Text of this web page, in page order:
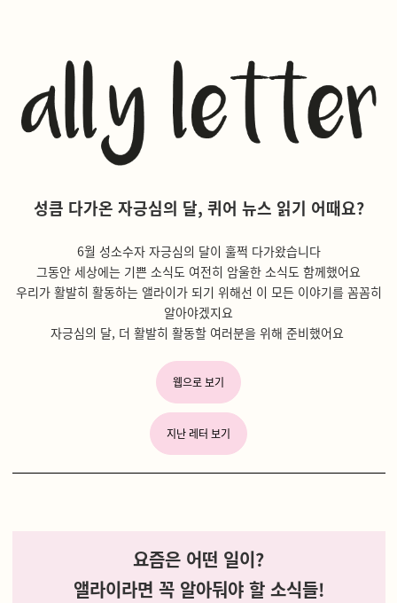
성큼 다가온 자긍심의 달, 퀴어 뉴스 읽기 어때요?
6월 성소수자 자긍심의 달이 훌쩍 다가왔습니다
그동안 세상에는 기쁜 소식도 여전히 암울한 소식도 함께했어요
우리가 활발히 활동하는 앨라이가 되기 위해선 이 모든 이야기를 꼼꼼히
알아야겠지요
자긍심의 달, 더 활발히 활동할 여러분을 위해 준비했어요
웹으로 보기
지난 레터 보기
요즘은 어떤 일이?
앨라이라면 꼭 알아둬야 할 소식들!